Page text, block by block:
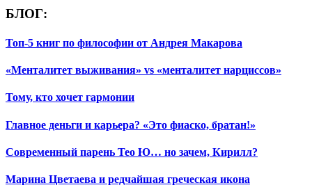
БЛОГ:
Топ-5 книг по философии от Андрея Макарова
«Менталитет выживания» vs «менталитет нарциссов»
Тому, кто хочет гармонии
Главное деньги и карьера? «Это фиаско, братан!»
Современный парень Тео Ю… но зачем, Кирилл?
Марина Цветаева и редчайшая греческая икона